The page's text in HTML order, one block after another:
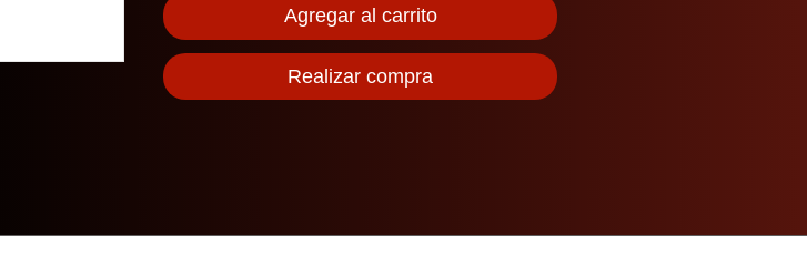
Agregar al carrito
Realizar compra